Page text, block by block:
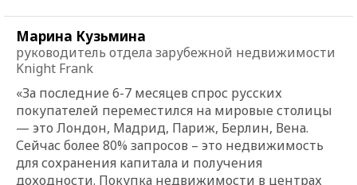
Марина Кузьмина
руководитель отдела зарубежной недвижимости
Knight Frank
«За последние 6-7 месяцев спрос русских
покупателей переместился на мировые столицы
— это Лондон, Мадрид, Париж, Берлин, Вена.
Сейчас более 80% запросов – это недвижимость
для сохранения капитала и получения
доходности. Покупка недвижимости в центрах